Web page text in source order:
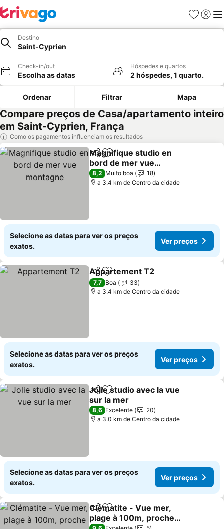
Favoritos
Iniciar
Destino
Saint-Cyprien
Check-in/out
Escolha as datas
Hóspedes e quartos
2 hóspedes, 1 quarto.
Ordenar Filtrar Mapa
Compare preços de Casa/apartamento inteiro
em Saint-Cyprien, França
Como os pagamentos influenciam os resultados
PartilharAdicionar aos favoritos
Magnifique studio en
bord de mer vue
montagne
8,2 Muito boa
18
a 3.4 km de Centro da cidade
Selecione as datas para ver os preços
exatos.
Ver preços
PartilharAdicionar aos favoritos
Appartement T2
7,7 Boa
33
a 3.4 km de Centro da cidade
Selecione as datas para ver os preços
exatos.
Ver preços
PartilharAdicionar aos favoritos
Jolie studio avec la vue
sur la mer
8,6 Excelente
20
a 3.0 km de Centro da cidade
Selecione as datas para ver os preços
exatos.
Ver preços
PartilharAdicionar aos favoritos
Clématite - Vue mer,
plage à 100m, proche